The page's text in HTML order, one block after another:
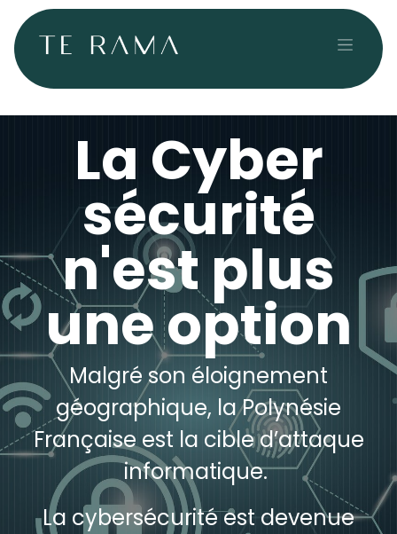
Se rendre au contenu
La Cyber
sécurité
n'est plus
une option
Malgré son éloignement
géographique, la Polynésie
Française est la cible d’attaque
informatique.
La cybersécurité est devenue